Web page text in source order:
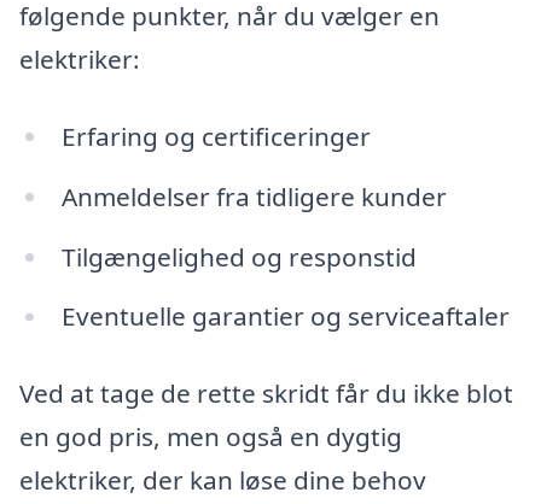
følgende punkter, når du vælger en
elektriker:
Erfaring og certificeringer
Anmeldelser fra tidligere kunder
Tilgængelighed og responstid
Eventuelle garantier og serviceaftaler
Ved at tage de rette skridt får du ikke blot
en god pris, men også en dygtig
elektriker, der kan løse dine behov